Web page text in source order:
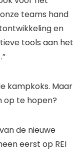
teams hand
en
tools aan het
kampkoks. Maar
op te hopen?
de nieuwe
eerst op REI